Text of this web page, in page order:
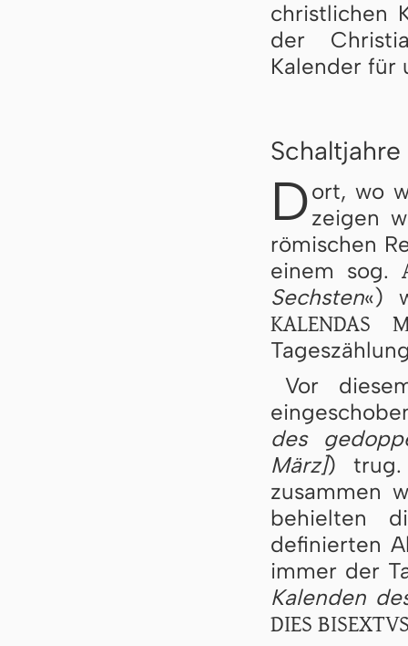
christlichen
der
Kalender für
Schaltjahre
Dort, wo
zeigen
römischen
einem sog.
Sechsten«)
KALENDAS
Vor
des
März]) trug.
zusammen
behielten
definierten
immer der
Kalenden
DIES